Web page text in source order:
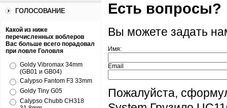
ГОЛОСОВАНИЕ
Какой из ниже
перечисленных воблеров
Вас больше всего порадовал
при ловле Головля
Goldy Vibromax 34mm
(GB01 и GB04)
Calypso Fantom F3 33mm
Goldy Tiny G05
Calypso Chubb CH318
Есть вопросы?
Вы можете задать
Имя:
Email
Пожалуйста,